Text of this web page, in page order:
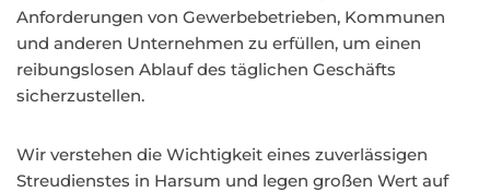
Anforderungen von Gewerbebetrieben, Kommunen
und anderen Unternehmen zu erfüllen, um einen
reibungslosen Ablauf des täglichen Geschäfts
sicherzustellen.
Wir verstehen die Wichtigkeit eines zuverlässigen
Streudienstes in Harsum und legen großen Wert auf